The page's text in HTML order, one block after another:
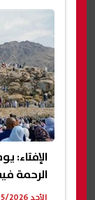
الإفتاء:
الرحمة
الأحد 24/05/2026 08:33 م